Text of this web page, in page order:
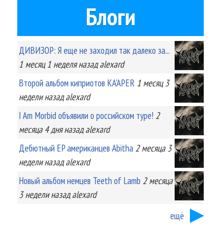
Блоги
ДИВИЗОР: Я еще не заходил так далеко за...
1 месяц 1 неделяназад alexard
Второй альбом киприотов KA'APER 1 месяц 3
неделиназад alexard
I Am Morbid объявили о российском туре! 2
месяца 4 дняназад alexard
Дебютный EP американцев Abitha 2 месяца 3
неделиназад alexard
Новый альбом немцев Teeth of Lamb 2 месяца
3 неделиназад alexard
ещё